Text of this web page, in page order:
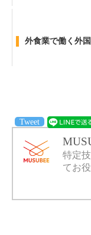
外食業で働く外
Tweet
特定
てお